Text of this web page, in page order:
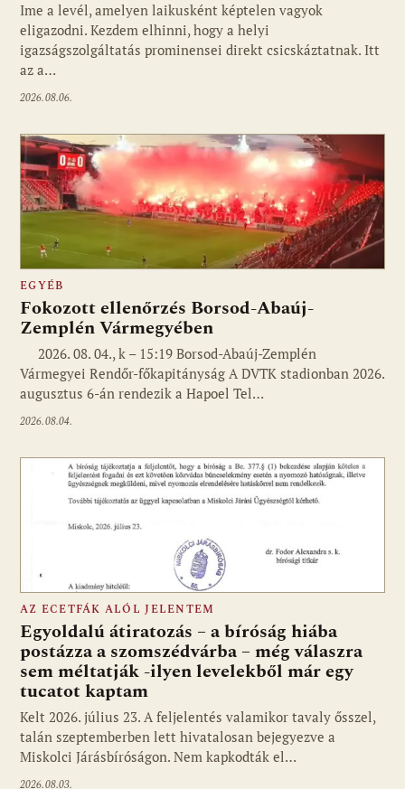
Ime a levél, amelyen laikusként képtelen vagyok
eligazodni. Kezdem elhinni, hogy a helyi
igazságszolgáltatás prominensei direkt csicskáztatnak. Itt
az a…
2026.08.06.
EGYÉB
Fokozott ellenőrzés Borsod-Abaúj-
Zemplén Vármegyében
2026. 08. 04., k – 15:19 Borsod-Abaúj-Zemplén
Vármegyei Rendőr-főkapitányság A DVTK stadionban 2026.
augusztus 6-án rendezik a Hapoel Tel…
2026.08.04.
AZ ECETFÁK ALÓL JELENTEM
Egyoldalú átiratozás – a bíróság hiába
postázza a szomszédvárba – még válaszra
sem méltatják -ilyen levelekből már egy
tucatot kaptam
Kelt 2026. július 23. A feljelentés valamikor tavaly ősszel,
talán szeptemberben lett hivatalosan bejegyezve a
Miskolci Járásbíróságon. Nem kapkodták el…
2026.08.03.